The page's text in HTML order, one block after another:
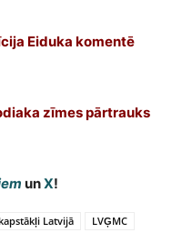
Eiduka komentē
zīmes pārtrauks
unX!
Latvijā LVĢMC